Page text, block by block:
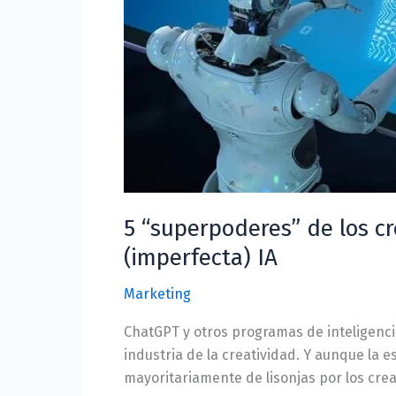
5 “superpoderes” de los
(imperfecta) IA
Marketing
ChatGPT y otros programas de
industria de la creatividad. Y aunque la
mayoritariamente de lisonjas por los
ponen
verde
(imperfecta)